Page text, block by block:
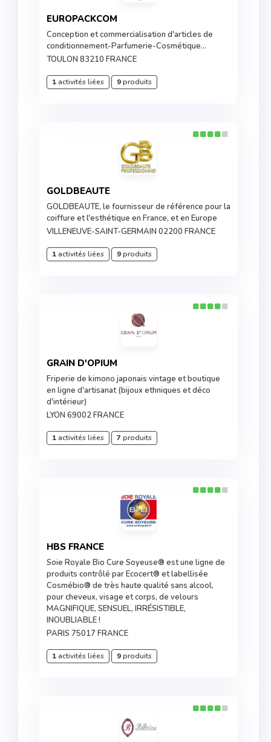
EUROPACKCOM
Conception et commercialisation d'articles de
conditionnement-Parfumerie-Cosmétique...
TOULON 83210 FRANCE
1activités liées 9produits
GOLDBEAUTE
GOLDBEAUTE, le fournisseur de référence pour la
coiffure et l'esthétique en France, et en Europe
VILLENEUVE-SAINT-GERMAIN 02200 FRANCE
1activités liées 9produits
GRAIN D'OPIUM
Friperie de kimono japonais vintage et boutique
en ligne d'artisanat (bijoux ethniques et déco
d'intérieur)
LYON 69002 FRANCE
1activités liées 7produits
HBS FRANCE
Soie Royale Bio Cure Soyeuse® est une ligne de
produits contrôlé par Ecocert® et labellisée
Cosmébio® de très haute qualité sans alcool,
pour cheveux, visage et corps, de velours
MAGNIFIQUE, SENSUEL, IRRÉSISTIBLE,
INOUBLIABLE !
PARIS 75017 FRANCE
1activités liées 9produits